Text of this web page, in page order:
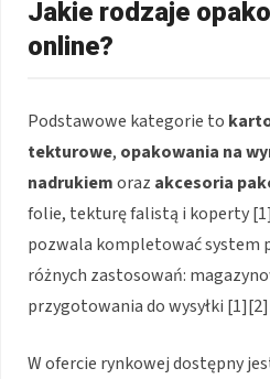
Jakie rodzaje
online?
Podstawowe kategorie to
tekturowe, opakowania na
nadrukiemoraz akcesoria
folie, tekturę falistą i koperty
pozwala kompletować system
różnych zastosowań:
przygotowania do wysyłki
W ofercie rynkowej dostępny